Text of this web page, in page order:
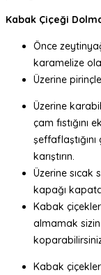
Kabak Çiçeği
Önce
karamelize
Üzerine
Üzerine
çam
karıştırın.
Üzerine sıcak
kapağı
Kabak
almamak sizin
Kabak